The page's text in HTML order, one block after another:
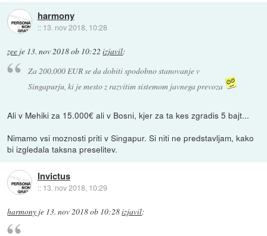
harmony
:: 13. nov 2018, 10:28
zee je 13. nov 2018 ob 10:22 izjavil:
Za 200.000 EUR se da dobiti spodobno stanovanje v
Singapurju, ki je mesto z razvitim sistemom javnega prevoza
Ali v Mehiki za 15.000€ ali v Bosni, kjer za ta kes zgradis 5 bajt...
Nimamo vsi moznosti priti v Singapur. Si niti ne predstavljam, kako
bi izgledala taksna preselitev.
Invictus
:: 13. nov 2018, 10:29
harmony je 13. nov 2018 ob 10:28izjavil: